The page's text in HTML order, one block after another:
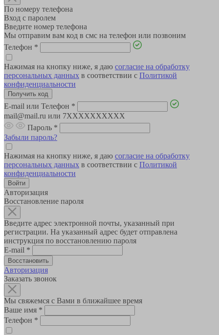
По номеру телефона
Вход с паролем
Введите номер телефона
Мы отправим вам код в смс на телефон или позвоним
Телефон *
Нажимая на кнопку ниже, я даю согласие на обработку
персональных данных в соответствии с Политикой
конфиденциальности
E-mail или Телефон *
mail@mail.ru или 7XXXXXXXXXX
Пароль *
Забыли пароль?
Нажимая на кнопку ниже, я даю согласие на обработку
персональных данных в соответствии с Политикой
конфиденциальности
Авторизация
Восстановление пароля
Введите адрес электронной почты, указанный при
регистрации. На указанный адрес будет отправлена
инструкция по восстановлению пароля
E-mail *
Авторизация
Заказать звонок
Мы свяжемся с Вами в ближайшее время
Ваше имя *
Телефон *